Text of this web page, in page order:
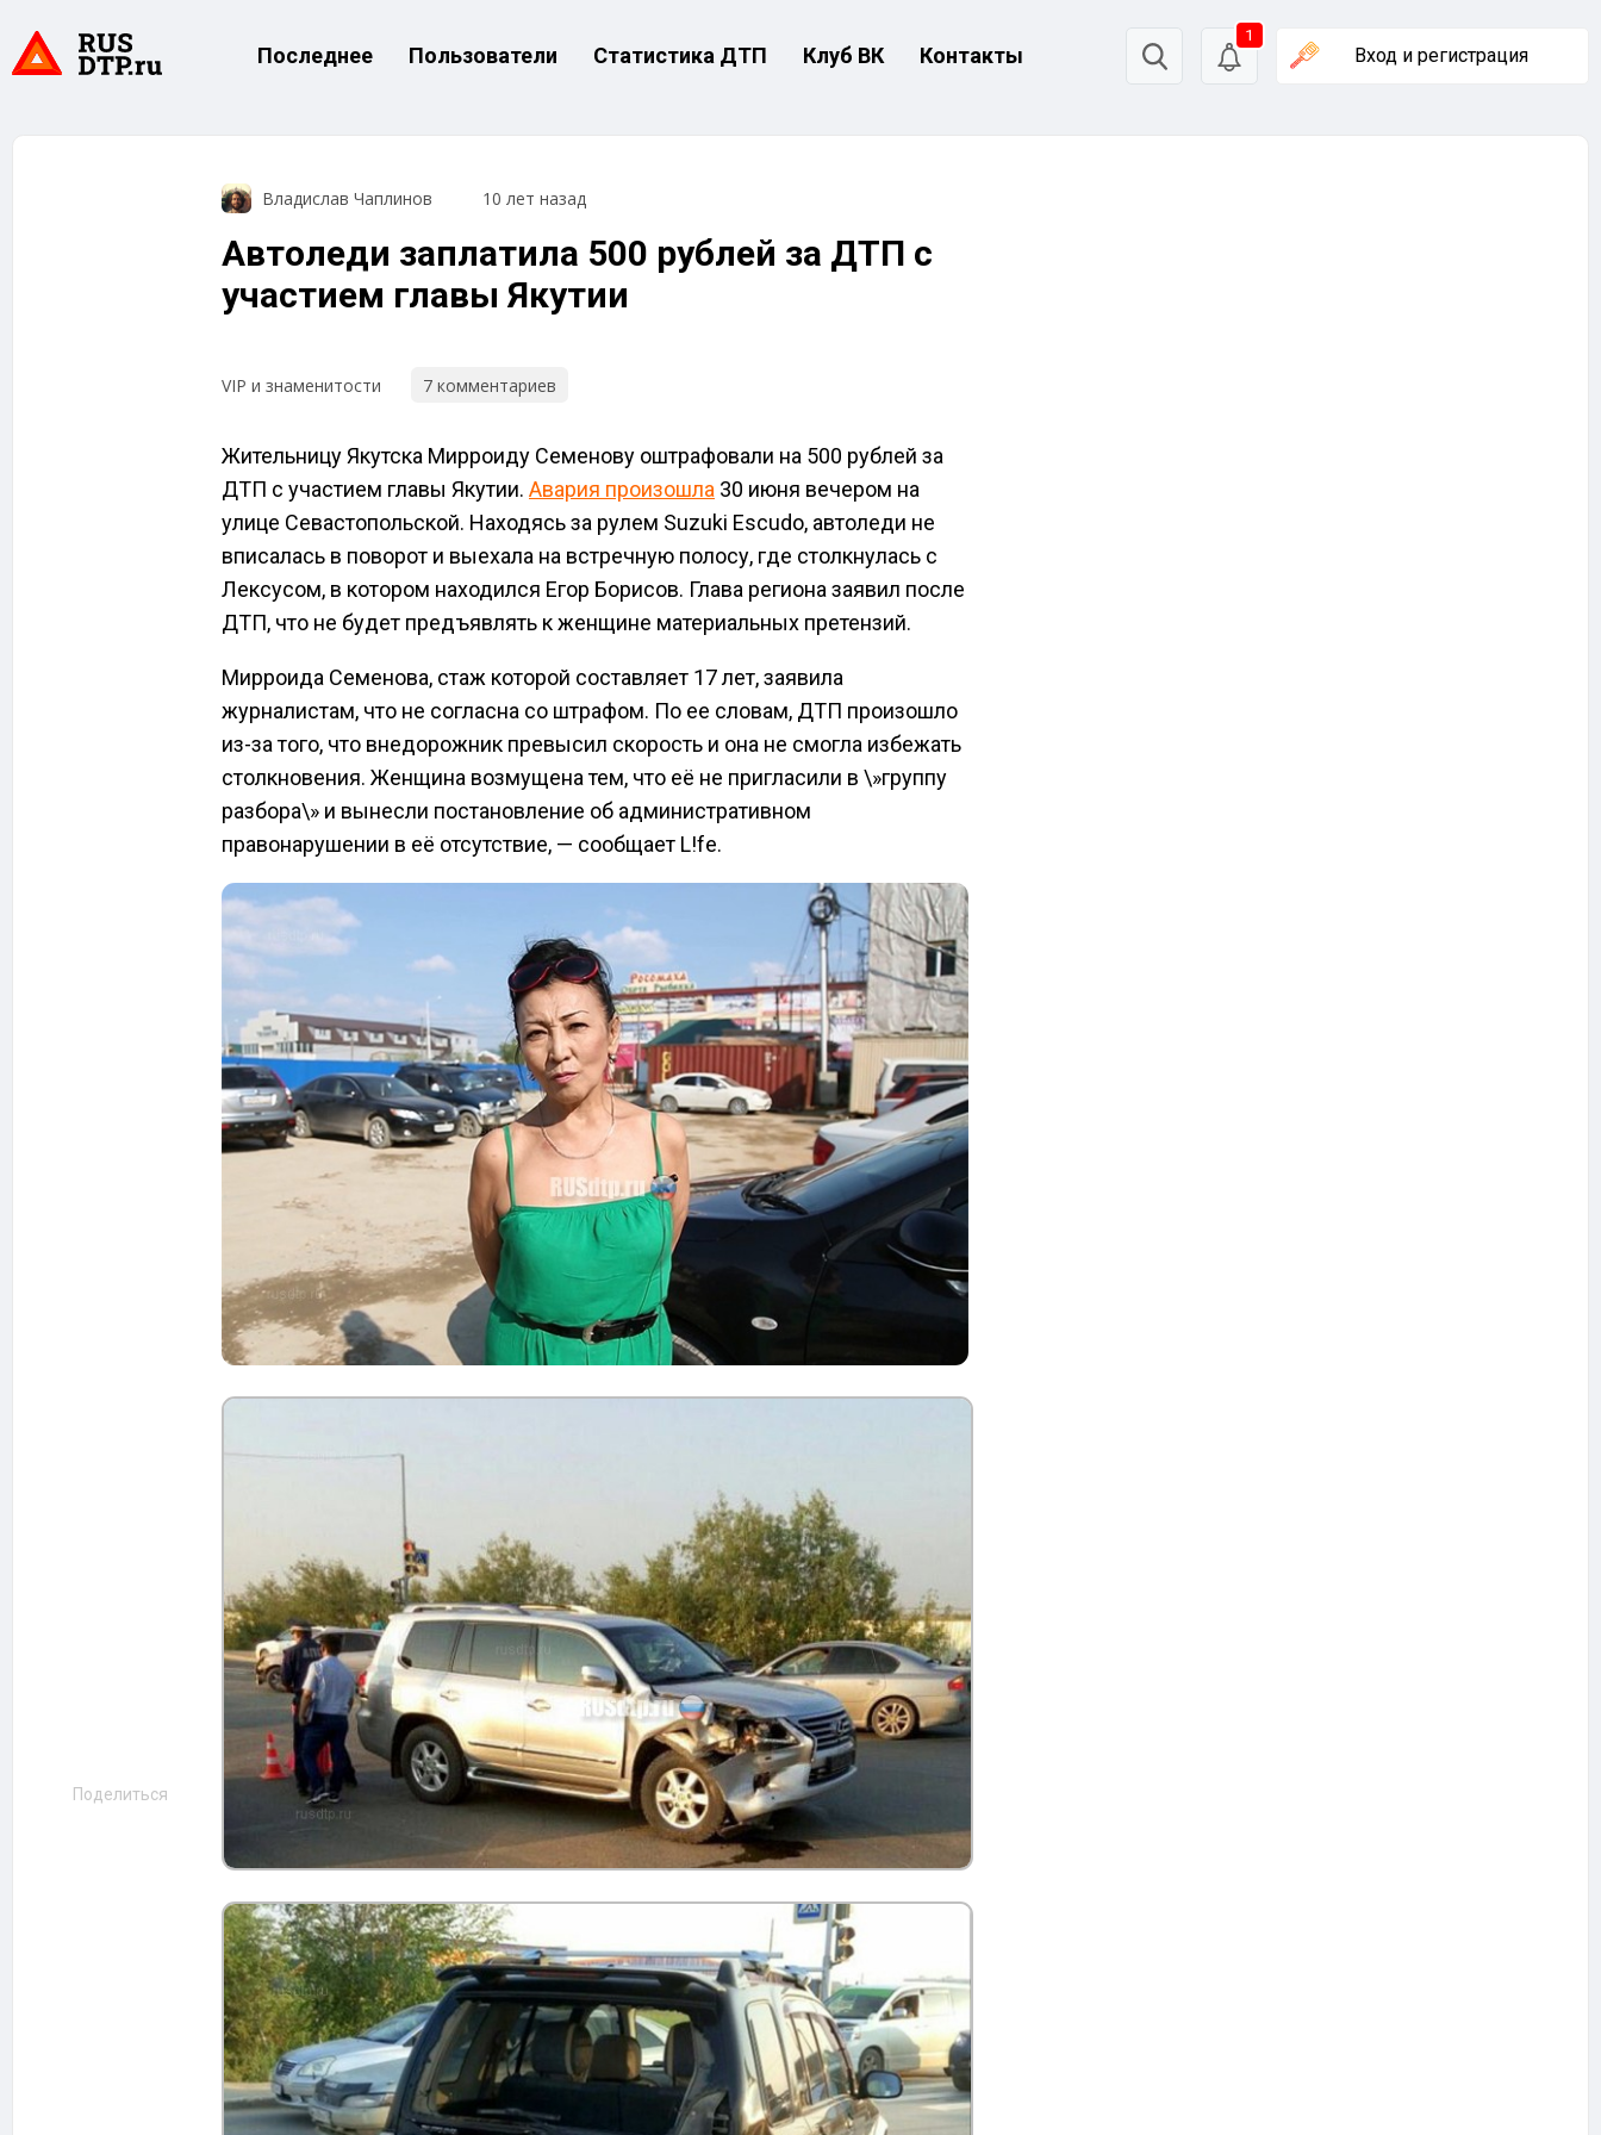
Последнее Пользователи Статистика ДТП Клуб ВК Контакты
1
Вход и регистрация
Поделиться
Владислав Чаплинов 10 лет назад
Автоледи заплатила 500 рублей за ДТП с
участием главы Якутии
VIP и знаменитости 7 комментариев
Жительницу Якутска Мирроиду Семенову оштрафовали на 500 рублей за
ДТП с участием главы Якутии. Авария произошла 30 июня вечером на
улице Севастопольской. Находясь за рулем Suzuki Escudo, автоледи не
вписалась в поворот и выехала на встречную полосу, где столкнулась с
Лексусом, в котором находился Егор Борисов. Глава региона заявил после
ДТП, что не будет предъявлять к женщине материальных претензий.
Мирроида Семенова, стаж которой составляет 17 лет, заявила
журналистам, что не согласна со штрафом. По ее словам, ДТП произошло
из-за того, что внедорожник превысил скорость и она не смогла избежать
столкновения. Женщина возмущена тем, что её не пригласили в \»группу
разбора\» и вынесли постановление об административном
правонарушении в её отсутствие, — сообщает L!fe.